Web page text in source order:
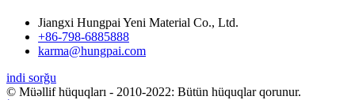
Jiangxi Hungpai Yeni Material Co., Ltd.
+86-798-6885888
karma@hungpai.com
indi sorğu
© Müəllif hüquqları - 2010-2022: Bütün hüquqlar qorunur.